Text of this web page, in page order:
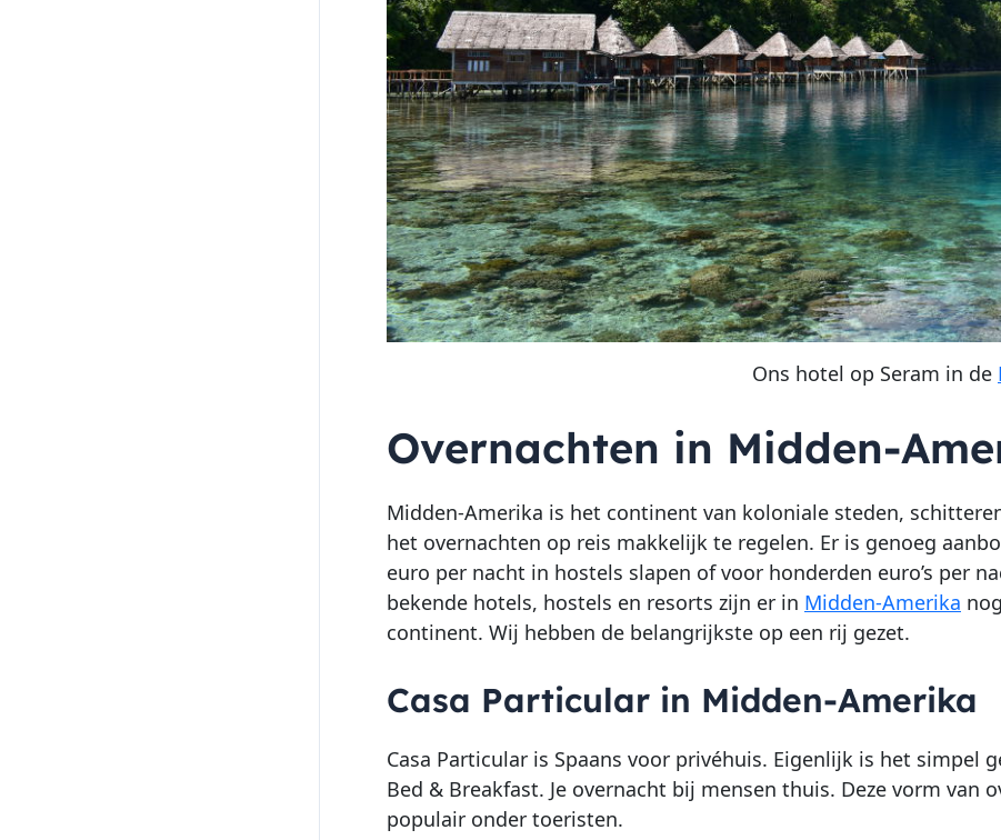
Ons hotel op Seram in de
Overnachten in Midden-
Midden-Amerika is het continent van koloniale steden,
het overnachten op reis makkelijk te regelen. Er is genoeg
euro per nacht in hostels slapen of voor honderden euro’s per
bekende hotels, hostels en resorts zijn er in Midden-Amerika
continent. Wij hebben de belangrijkste op een rij gezet.
Casa Particular in Midden-Amerika
Casa Particular is Spaans voor privéhuis. Eigenlijk is het simpel
Bed & Breakfast. Je overnacht bij mensen thuis. Deze vorm van
populair onder toeristen.